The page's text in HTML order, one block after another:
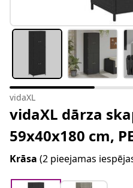
vidaXL
vidaXL dārza
59x40x180 cm,
Krāsa (2 pieejamas